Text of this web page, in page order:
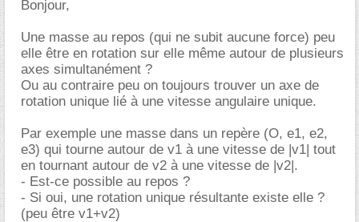
Bonjour,
Une masse au repos (qui ne subit aucune force) peu
elle être en rotation sur elle même autour de plusieurs
axes simultanément ?
Ou au contraire peu on toujours trouver un axe de
rotation unique lié à une vitesse angulaire unique.
Par exemple une masse dans un repère (O, e1, e2,
e3) qui tourne autour de v1 à une vitesse de |v1| tout
en tournant autour de v2 à une vitesse de |v2|.
- Est-ce possible au repos ?
- Si oui, une rotation unique résultante existe elle ?
(peu être v1+v2)